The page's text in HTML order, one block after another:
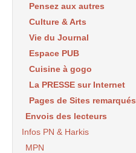
Pensez aux autres
Culture & Arts
Vie du Journal
Espace PUB
Cuisine à gogo
La PRESSE sur Internet
Pages de Sites remarqués
Envois des lecteurs
Infos PN & Harkis
MPN